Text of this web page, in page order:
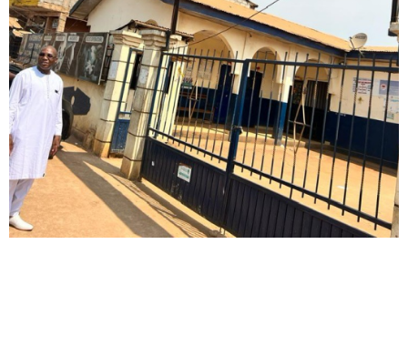
HÔPITAUX GÉNÉRAUX ET RÉGIONAUX ,OFFRES
SANITAIRES
Hôpital de district
d’Odza